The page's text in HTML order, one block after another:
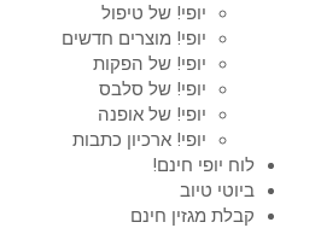
יופי! של טיפול
יופי! מוצרים חדשים
יופי! של הפקות
יופי! של סלבס
יופי! של אופנה
יופי! ארכיון כתבות
לוח יופי חינם!
ביוטי טיוב
קבלת מגזין חינם